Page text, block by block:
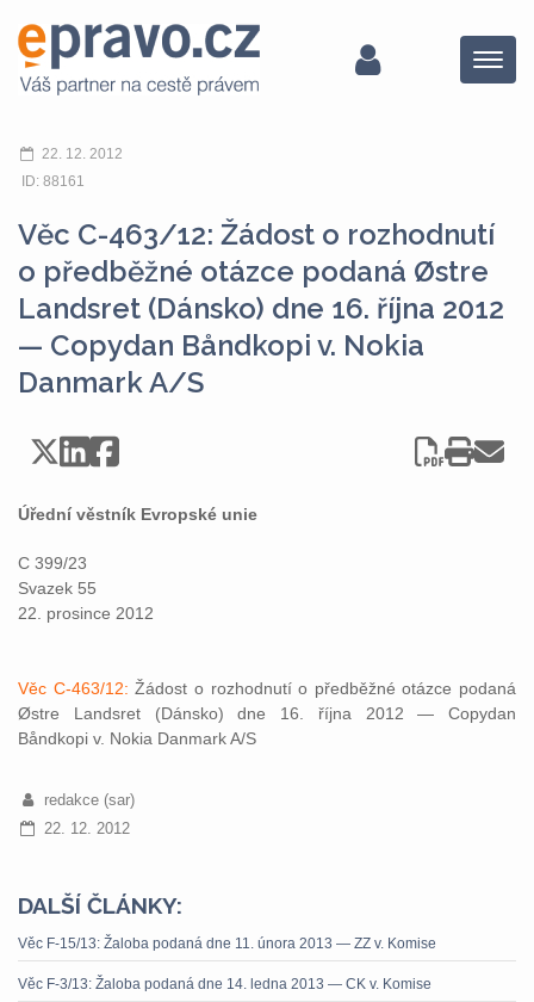
Menu
22. 12. 2012
ID: 88161
Věc C-463/12: Žádost o rozhodnutí
o předběžné otázce podaná Østre
Landsret (Dánsko) dne 16. října 2012
— Copydan Båndkopi v. Nokia
Danmark A/S
Úřední věstník Evropské unie
C 399/23
Svazek 55
22. prosince 2012
Věc C-463/12:Žádost o rozhodnutí o předběžné otázce podaná
Østre Landsret (Dánsko) dne 16. října 2012 — Copydan
Båndkopi v. Nokia Danmark A/S
redakce (sar)
22. 12. 2012
DALŠÍ ČLÁNKY:
Věc F-15/13: Žaloba podaná dne 11. února 2013 — ZZ v. Komise
Věc F-3/13: Žaloba podaná dne 14. ledna 2013 — CK v. Komise